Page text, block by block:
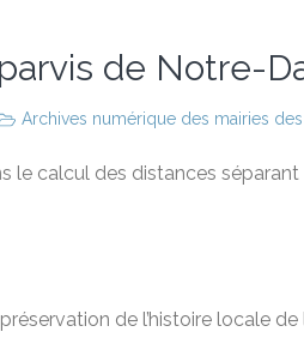
de Notre-
Archives numérique des mairies
calcul des distances séparant
de l’histoire locale